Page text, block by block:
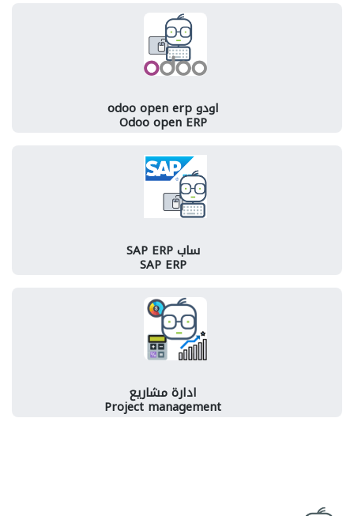
اودو odoo open erp
Odoo open ERP
ساب SAP ERP
SAP ERP
ادارة مشاريع
Project management